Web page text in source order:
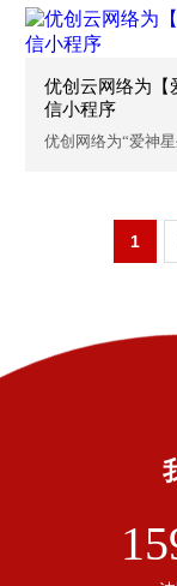
优创云网络为【
信小程序
优创网络为“爱神
1